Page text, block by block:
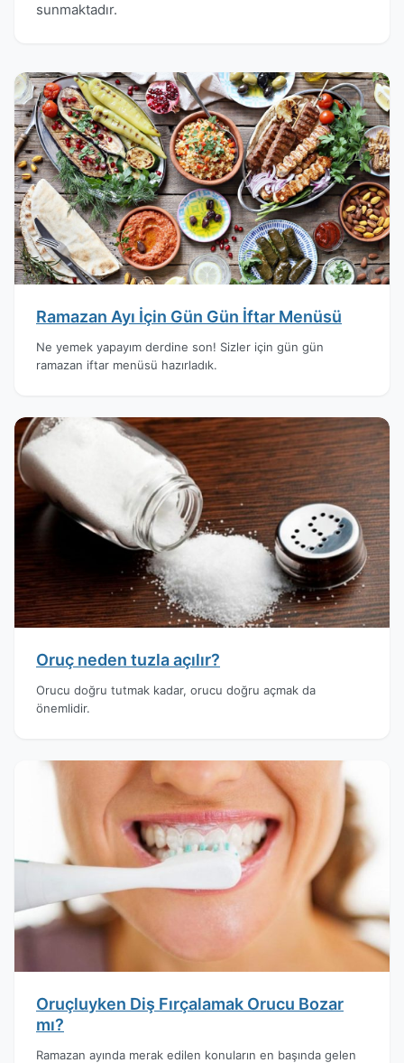
sunmaktadır.
Ramazan Ayı İçin Gün Gün İftar Menüsü
Ne yemek yapayım derdine son! Sizler için gün gün
ramazan iftar menüsü hazırladık.
Oruç neden tuzla açılır?
Orucu doğru tutmak kadar, orucu doğru açmak da
önemlidir.
Oruçluyken Diş Fırçalamak Orucu Bozar
mı?
Ramazan ayında merak edilen konuların en başında gelen